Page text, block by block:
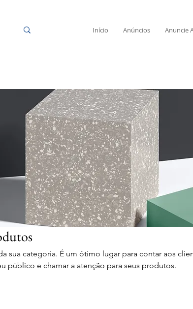
Início Anúncios Anuncie
sua categoria. É um ótimo lugar para contar aos
público e chamar a atenção para seus produtos.